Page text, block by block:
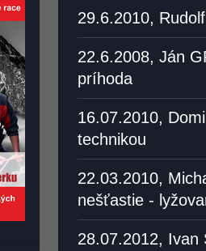
29.6.2010,
22.6.2008, Ján
príhoda
16.07.2010,
technikou
22.03.2010,
nešťastie -
28.07.2012, Ivan